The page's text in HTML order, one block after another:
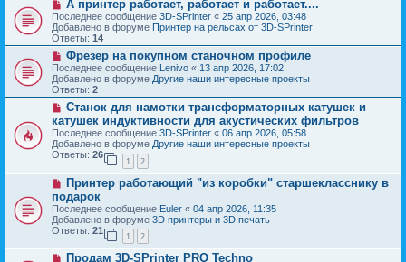
и
е
с
о
о
б
щ
е
н
и
е
о
в
о
е
с
о
о
б
щ
е
н
и
е
А принтер работает, работает и работает....
Последнее сообщение 3D-SPrinter « 25 апр 2026, 03:48
Добавлено в форуме Принтер на рельсах от 3D-SPrinter
Ответы: 14
Н
о
в
о
е
с
о
о
б
щ
е
н
е
Фрезер на покупном станочном профиле
Последнее сообщение Lenivo « 13 апр 2026, 17:02
Добавлено в форуме Другие наши интересные проекты
Ответы: 2
Н
в
о
е
с
о
щ
е
н
и
е
Станок для намотки трансформаторных катушек и
катушек индуктивности для акустических фильтров
Последнее сообщение 3D-SPrinter « 06 апр 2026, 05:58
Добавлено в форуме Другие наши интересные проекты
Ответы: 26
1 2
Н
в
о
е
с
о
о
Принтер работающий "из коробки" старшекласснику в
подарок
Последнее сообщение Euler « 04 апр 2026, 11:35
Добавлено в форуме 3D принтеры и 3D печать
Ответы: 21
1 2
НПродам 3D-SPrinter PRO Techno